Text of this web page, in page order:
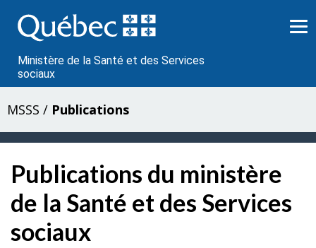
au
contenu
Ministère de la Santé et des Services
sociaux
MSSS / Publications
Publications du ministère
de la Santé et des Services
sociaux